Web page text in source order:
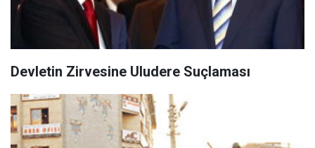
Devletin Zirvesine Uludere Suçlaması